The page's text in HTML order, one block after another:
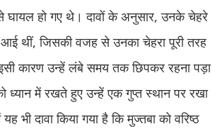
घायल हो गए थे। दावों के अनुसार, उनके चेहरे
आई थीं, जिसकी वजह से उनका चेहरा पूरी तरह
कारण उन्हें लंबे समय तक छिपकर रहना पड़ा
ध्यान में रखते हुए उन्हें एक गुप्त स्थान पर रखा
भी दावा किया गया है कि मुज्तबा को वरिष्ठ